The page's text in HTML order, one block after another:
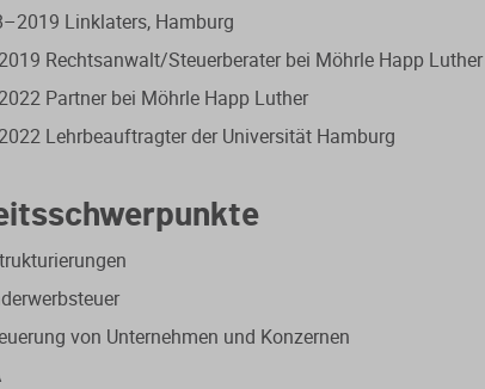
Linklaters, Hamburg
Rechtsanwalt/Steuerberater bei Möhrle Happ Luther
Partner bei Möhrle Happ Luther
Lehrbeauftragter der Universität Hamburg
von Unternehmen und Konzernen